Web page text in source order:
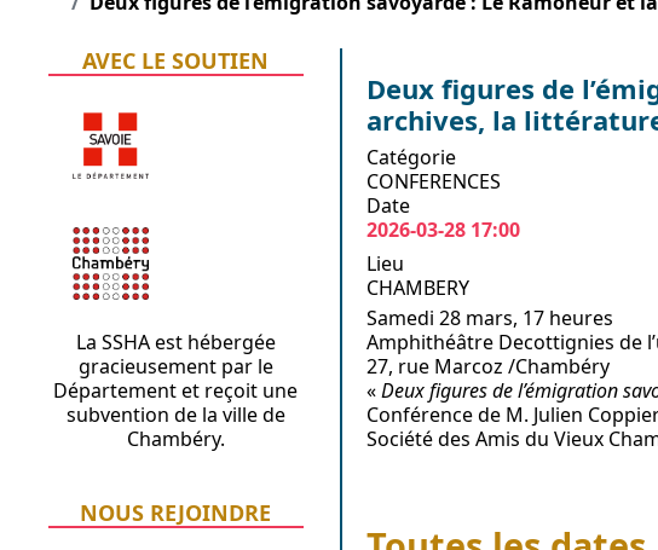
AVEC LE SOUTIEN
La SSHA est hébergée
gracieusement par le
Département et reçoit une
subvention de la ville de
Chambéry.
NOUS REJOINDRE
Deux figures de
archives, la
Catégorie
CONFERENCES
Date
2026-03-28 17:00
Lieu
CHAMBERY
Samedi 28 mars, 17 heures
Amphithéâtre Decottignies de
27, rue Marcoz /Chambéry
«Deux figures de l’émigration
Conférence de M. Julien
Société des Amis du Vieux